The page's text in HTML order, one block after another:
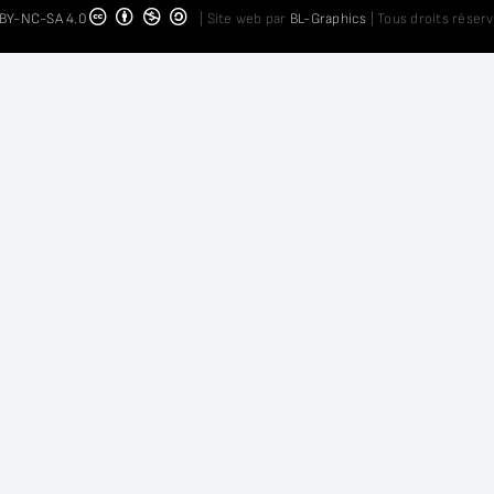
NC-SA 4.0 | Site web par BL-Graphics | Tous droits